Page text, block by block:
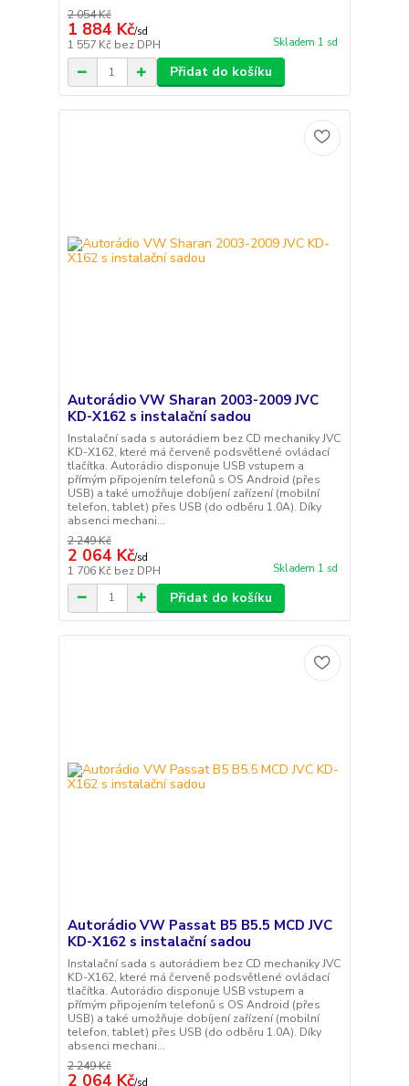
2 054 Kč
1 884 Kč/sd
1 557 Kč bez DPH Skladem 1 sd
Přidat do košíku
Autorádio VW Sharan 2003-2009 JVC
KD-X162 s instalační sadou
Instalační sada s autorádiem bez CD mechaniky JVC
KD-X162, které má červeně podsvětlené ovládací
tlačítka. Autorádio disponuje USB vstupem a
přímým připojením telefonů s OS Android (přes
USB) a také umožňuje dobíjení zařízení (mobilní
telefon, tablet) přes USB (do odběru 1.0A). Díky
absenci mechani...
2 249 Kč
2 064 Kč/sd
1 706 Kč bez DPH Skladem 1 sd
Přidat do košíku
Autorádio VW Passat B5 B5.5 MCD JVC
KD-X162 s instalační sadou
Instalační sada s autorádiem bez CD mechaniky JVC
KD-X162, které má červeně podsvětlené ovládací
tlačítka. Autorádio disponuje USB vstupem a
přímým připojením telefonů s OS Android (přes
USB) a také umožňuje dobíjení zařízení (mobilní
telefon, tablet) přes USB (do odběru 1.0A). Díky
absenci mechani...
2 249 Kč
2 064 Kč/sd